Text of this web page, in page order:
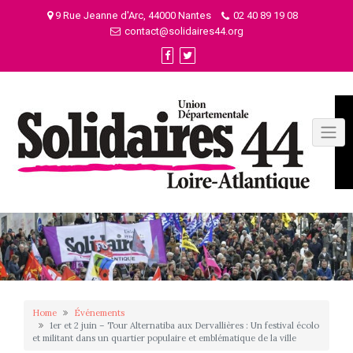
9 Rue Jeanne d'Arc, 44000 Nantes
02 40 89 19 08
contact@solidaires44.org
Home
Événements
1er et 2 juin – Tour Alternatiba aux Dervallières : Un festival écolo
et militant dans un quartier populaire et emblématique de la ville